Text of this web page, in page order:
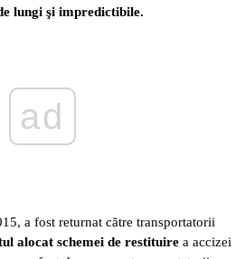
lungi şi impredictibile.
ad
a fost returnat către transportatorii
alocat schemei de restituire a accizei